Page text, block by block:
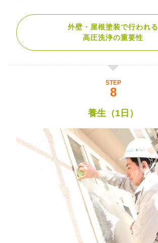
外壁・屋根塗装で行われる
高圧洗浄の重要性
STEP
養生（1日）